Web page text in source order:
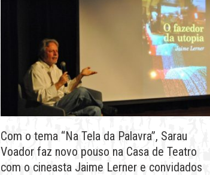
Com o tema “Na Tela da Palavra”, Sarau
Voador faz novo pouso na Casa de Teatro
com o cineasta Jaime Lerner e convidados